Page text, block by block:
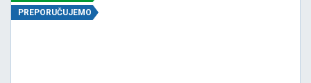
PREPORUČUJEMO